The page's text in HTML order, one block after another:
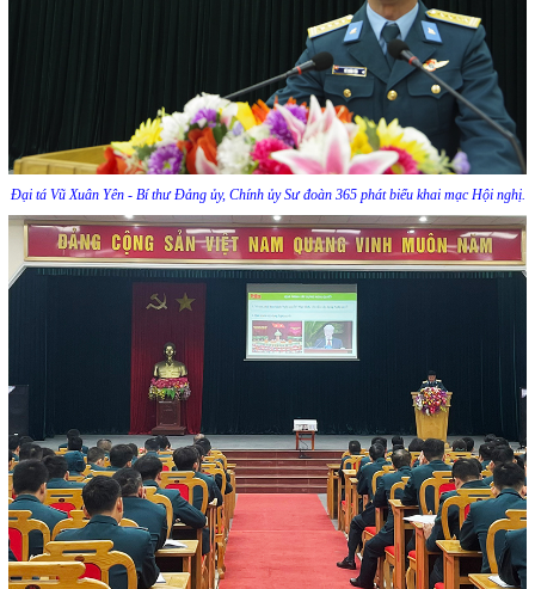
Đại tá Vũ Xuân Yên - Bí thư Đảng ủy, Chính ủy Sư đoàn 365 phát biểu khai mạc Hội nghị.